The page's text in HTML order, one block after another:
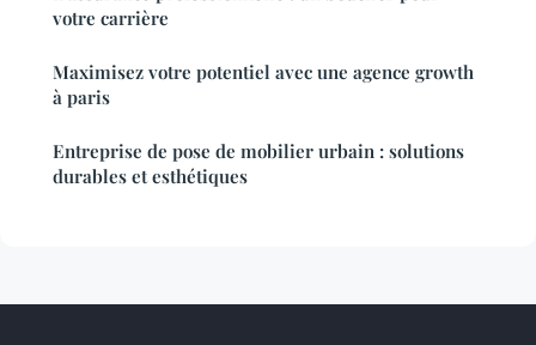
votre carrière
Maximisez votre potentiel avec une agence growth
à paris
Entreprise de pose de mobilier urbain : solutions
durables et esthétiques